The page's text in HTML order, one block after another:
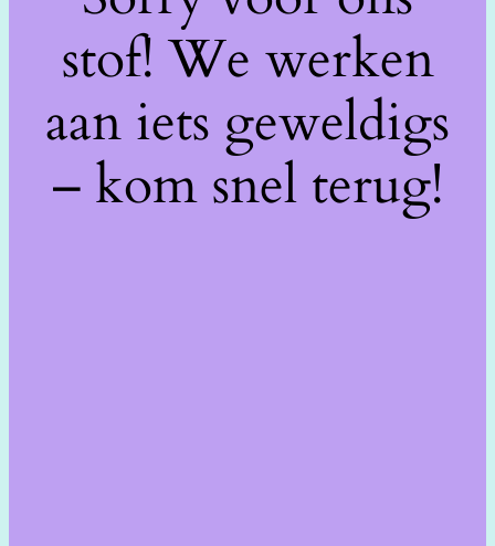
stof! We werken
aan iets geweldigs
– kom snel terug!